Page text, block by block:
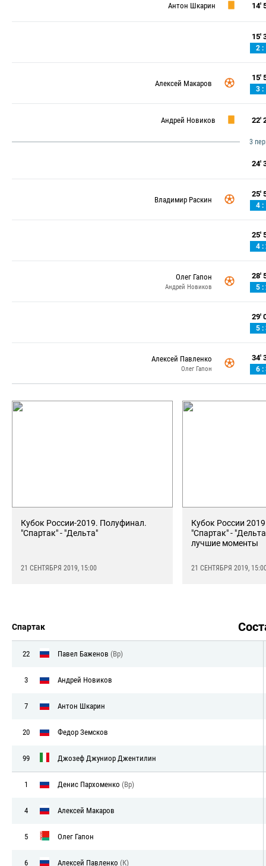
Антон Шкарин 14'
15'
2 :
Алексей Макаров
15'
3 :
Андрей Новиков 22'
3
24'
Владимир Раскин
25'
4 :
25'
4 :
Олег Гапон
Андрей Новиков
28'
5 :
29'
5 :
Алексей Павленко
Олег Гапон
34'
6 :
Кубок России-2019. Полуфинал.
"Спартак" - "Дельта"
21 СЕНТЯБРЯ 2019, 15:00
Кубок России
"Спартак" -
лучшие моменты
21 СЕНТЯБРЯ 2019,
Спартак
22 Павел Баженов (Вр)
3 Андрей Новиков
7 Антон Шкарин
20 Федор Земсков
99 Джозеф Джуниор Джентилин
1 Денис Пархоменко (Вр)
4 Алексей Макаров
5 Олег Гапон
6 Алексей Павленко (К)